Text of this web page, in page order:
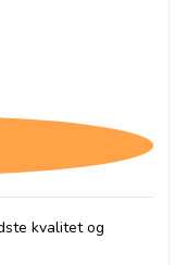
kvalitet og